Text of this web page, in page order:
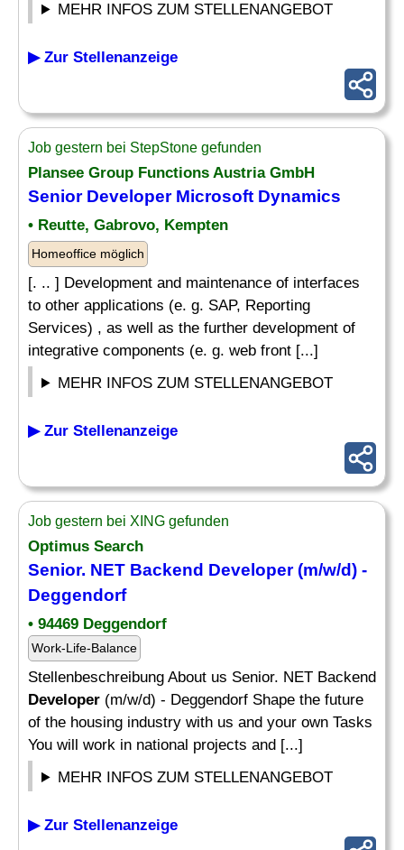
MEHR INFOS ZUM STELLENANGEBOT
▶ Zur Stellenanzeige
Job gestern bei StepStone gefunden
Plansee Group Functions Austria GmbH
Senior DeveloperMicrosoft Dynamics
• Reutte, Gabrovo, Kempten
Homeoffice möglich
[. .. ] Development and maintenance of interfaces
to other applications (e. g. SAP, Reporting
Services) , as well as the further development of
integrative components (e. g. web front [...]
MEHR INFOS ZUM STELLENANGEBOT
▶ Zur Stellenanzeige
Job gestern bei XING gefunden
Optimus Search
Senior. NET Backend Developer(m/w/d) -
Deggendorf
• 94469 Deggendorf
Work-Life-Balance
Stellenbeschreibung About us Senior. NET Backend
Developer (m/w/d) - Deggendorf Shape the future
of the housing industry with us and your own Tasks
You will work in national projects and [...]
MEHR INFOS ZUM STELLENANGEBOT
▶ Zur Stellenanzeige